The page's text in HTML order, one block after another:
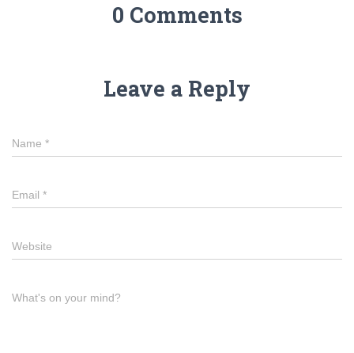
0 Comments
Leave a Reply
Name *
Email *
Website
What's on your mind?